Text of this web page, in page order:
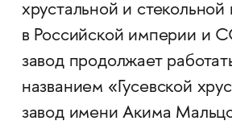
хрустальной и стекольной
в Российской империи и
завод продолжает
названием «Гусевской
завод имени Акима